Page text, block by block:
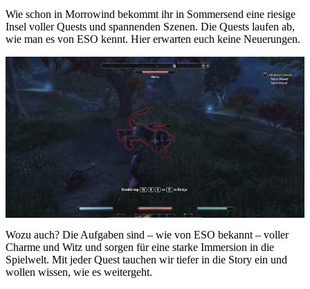
Wie schon in Morrowind bekommt ihr in Sommersend eine riesige
Insel voller Quests und spannenden Szenen. Die Quests laufen ab,
wie man es von ESO kennt. Hier erwarten euch keine Neuerungen.
Wozu auch? Die Aufgaben sind – wie von ESO bekannt – voller
Charme und Witz und sorgen für eine starke Immersion in die
Spielwelt. Mit jeder Quest tauchen wir tiefer in die Story ein und
wollen wissen, wie es weitergeht.